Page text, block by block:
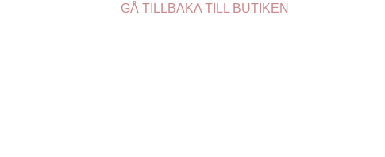
GÅ TILLBAKA TILL BUTIKEN